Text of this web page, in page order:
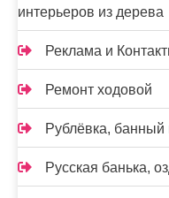
интерьеров из дерева
Реклама и
Ремонт ходовой
Рублёвка, банный
Русская банька,